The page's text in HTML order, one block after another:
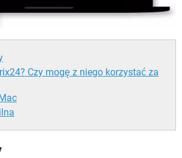
Czy mogę z niego korzystać za